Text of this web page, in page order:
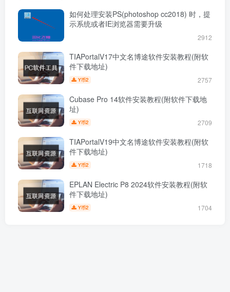
如何处理安装PS(photoshop cc2018) 时，提
示系统或者IE浏览器需要升级
2912
TIAPortalV17中文名博途软件安装教程(附软
件下载地址)
Y币2 2757
Cubase Pro 14软件安装教程(附软件下载地
址)
Y币2 2709
TIAPortalV19中文名博途软件安装教程(附软
件下载地址)
Y币2 1718
EPLAN Electric P8 2024软件安装教程(附软
件下载地址)
Y币2 1704